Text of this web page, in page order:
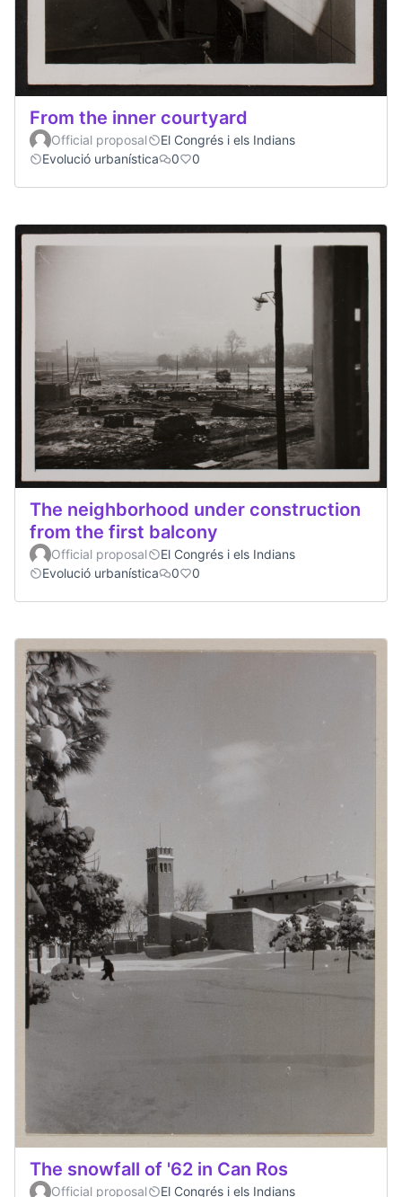
From the inner courtyard
Official proposal
El Congrés i els Indians
Evolució urbanística
0 0
The neighborhood under construction
from the first balcony
Official proposal
El Congrés i els Indians
Evolució urbanística
0 0
The snowfall of '62 in Can Ros
Official proposal El Congrés i els Indians